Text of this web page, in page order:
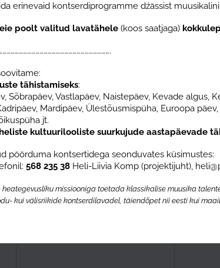
erinevaid kontserdiprogramme dźässist
poolt valitud lavatähele (koos saatjaga)
tähistamiseks:
Sõbrapäev, Vastlapäev, Naistepäev, Kevade
Mardipäev, Ülestõusmispüha, Euroopa
jt.
kultuurilooliste suurkujude aastapäevade
pöörduma kontsertidega seonduvates küsimustes:
568 235 38 Heli-Liivia Komp (projektijuht),
missiooniga toetada klassikalise muusika
kui välisriikide kontserdilavadel, täiendõpet nii eesti kui